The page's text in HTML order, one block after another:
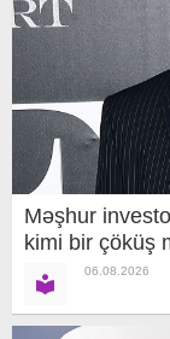
Məşhur
kimi bir çöküş
06.08.2026